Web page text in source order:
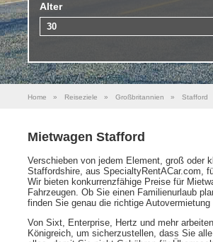
Alter
Home » Reiseziele » Großbritannien » Stafford
Mietwagen Stafford
Verschieben von jedem Element, groß oder
Staffordshire, aus SpecialtyRentACar.com,
Wir bieten konkurrenzfähige Preise für
Fahrzeugen. Ob Sie einen Familienurlaub
finden Sie genau die richtige
Von Sixt, Enterprise, Hertz und mehr
Königreich, um sicherzustellen, dass Sie